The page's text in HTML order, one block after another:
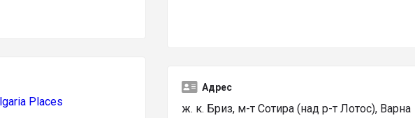
Places
Адрес
ж. к. Бриз, м-т Сотира (над р-т Лотос), Варна